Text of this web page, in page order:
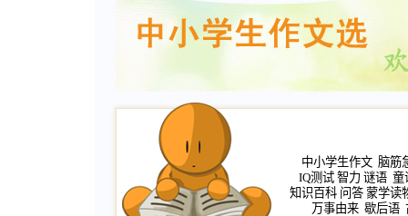
中小学生作文 脑筋
IQ测试 智力 谜语 童
知识百科 问答 蒙学读
万事由来 歇后语